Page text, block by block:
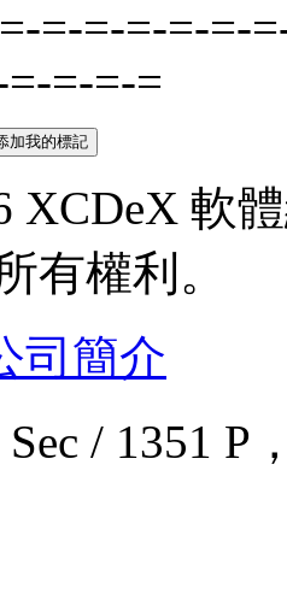
=-=-=-=-=-
=-=-=
XCDeX 軟
有權利。
司簡介
Sec / 1351